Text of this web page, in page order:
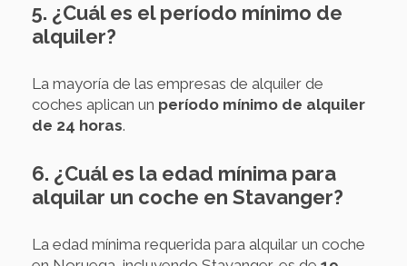
5. ¿Cuál es el período mínimo de
alquiler?
La mayoría de las empresas de alquiler de
coches aplican un período mínimo de alquiler
de 24 horas.
6. ¿Cuál es la edad mínima para
alquilar un coche en Stavanger?
La edad mínima requerida para alquilar un coche